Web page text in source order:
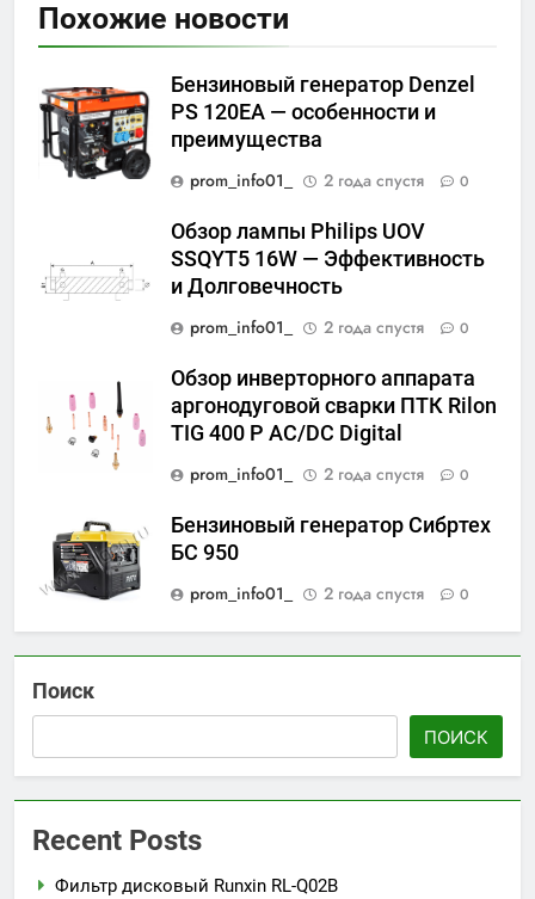
Похожие новости
Бензиновый генератор Denzel
PS 120EA — особенности и
преимущества
prom_info01_
2 года спустя 0
Обзор лампы Philips UOV
SSQYT5 16W — Эффективность
и Долговечность
prom_info01_
2 года спустя 0
Обзор инверторного аппарата
аргонодуговой сварки ПТК Rilon
TIG 400 P AC/DC Digital
prom_info01_
2 года спустя 0
Бензиновый генератор Сибртех
БС 950
prom_info01_
2 года спустя 0
Поиск
ПОИСК
Recent Posts
Фильтр дисковый Runxin RL-Q02B